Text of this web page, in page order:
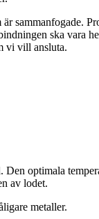
sammanfogade.
ska vara
vi vill ansluta.
Den optimala
av lodet.
metaller.